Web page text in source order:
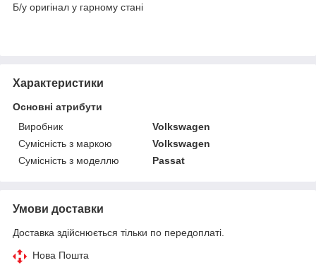
Б/у оригінал у гарному стані
Характеристики
Основні атрибути
Виробник
Volkswagen
Сумісність з маркою
Volkswagen
Сумісність з моделлю
Passat
Умови доставки
Доставка здійснюється тільки по передоплаті.
Нова Пошта